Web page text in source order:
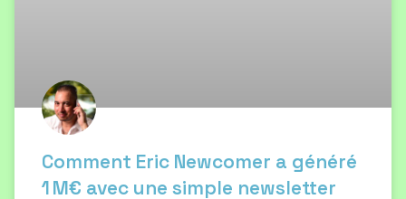
Comment Eric Newcomer a généré
1 M€ avec une simple newsletter